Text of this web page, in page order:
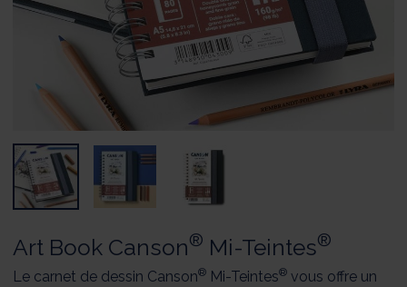
Art Book Canson® Mi-Teintes®
Le carnet de dessin Canson® Mi-Teintes® vous offre un